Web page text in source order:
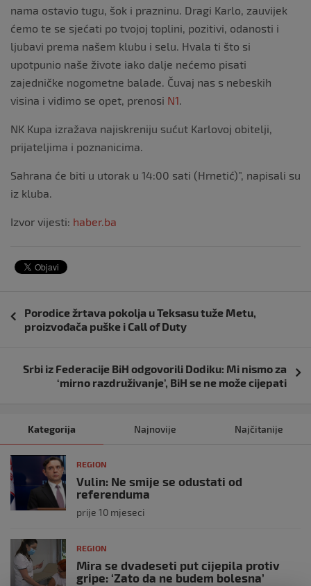
nama ostavio tugu, šok i prazninu. Dragi Karlo, zauvijek
ćemo te se sjećati po tvojoj toplini, pozitivi, odanosti i
ljubavi prema našem klubu i selu. Hvala ti što si
upotpunio naše živote iako dalje nećemo pisati
zajedničke nogometne balade. Čuvaj nas s nebeskih
visina i vidimo se opet, prenosi N1.
NK Kupa izražava najiskreniju sućut Karlovoj obitelji,
prijateljima i poznanicima.
Sahrana će biti u utorak u 14:00 sati (Hrnetić)”, napisali su
iz kluba.
Izvor vijesti: haber.ba
objava
Porodice žrtava pokolja u Teksasu tuže Metu,
proizvođača puške i Call of Duty
Srbi iz Federacije BiH odgovorili Dodiku: Mi nismo za
‘mirno razdruživanje’, BiH se ne može cijepati
Kategorija Najnovije Najčitanije
REGION
Vulin: Ne smije se odustati od
referenduma
prije 10 mjeseci
REGION
Mira se dvadeseti put cijepila protiv
gripe: ‘Zato da ne budem bolesna’